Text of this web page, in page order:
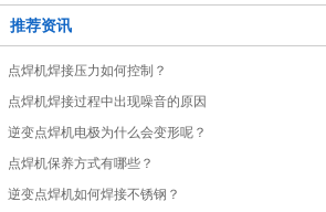
推荐资讯
点焊机焊接压力如何控制？
点焊机焊接过程中出现噪音的原因
逆变点焊机电极为什么会变形呢？
点焊机保养方式有哪些？
逆变点焊机如何焊接不锈钢？